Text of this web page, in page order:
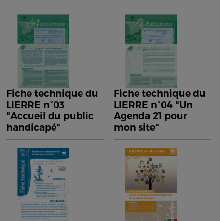
Fiche technique du
LIERRE n°03
"Accueil du public
handicapé"
Fiche technique du
LIERRE n°04 "Un
Agenda 21 pour
mon site"